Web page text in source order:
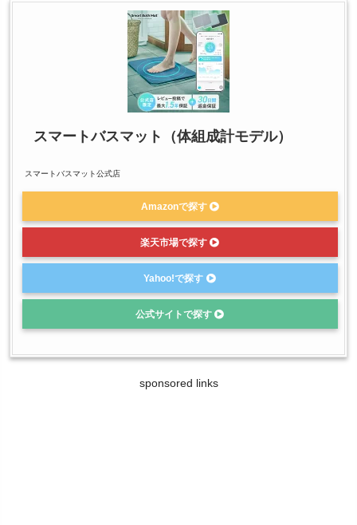
スマートバスマット（体組成計モデル）
スマートバスマット公式店
Amazonで探す
楽天市場で探す
Yahoo!で探す
公式サイトで探す
sponsored links